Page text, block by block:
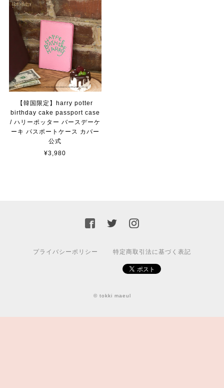
【韓国限定】harry potter
birthday cake passport case
/ ハリーポッター バースデーケ
ーキ パスポートケース カバー
公式
¥3,980
プライバシーポリシー 特定商取引法に基づく表記
© tokki maeul